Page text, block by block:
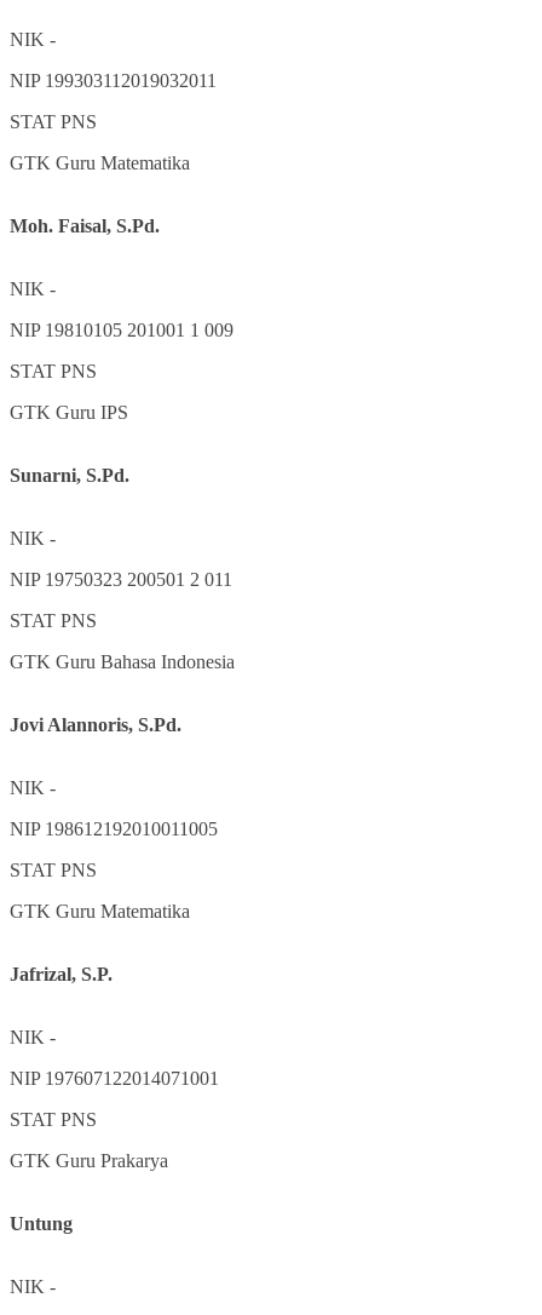
NIK -
NIP 199303112019032011
STAT PNS
GTK Guru Matematika
Moh. Faisal, S.Pd.
NIK -
NIP 19810105 201001 1 009
STAT PNS
GTK Guru IPS
Sunarni, S.Pd.
NIK -
NIP 19750323 200501 2 011
STAT PNS
GTK Guru Bahasa Indonesia
Jovi Alannoris, S.Pd.
NIK -
NIP 198612192010011005
STAT PNS
GTK Guru Matematika
Jafrizal, S.P.
NIK -
NIP 197607122014071001
STAT PNS
GTK Guru Prakarya
Untung
NIK -